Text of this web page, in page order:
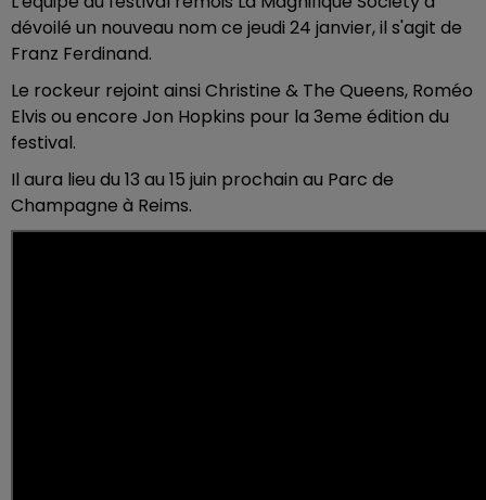
dévoilé un nouveau nom ce jeudi 24 janvier, il s'agit de
Franz Ferdinand.
Le rockeur rejoint ainsi Christine & The Queens, Roméo
Elvis ou encore Jon Hopkins pour la 3eme édition du
festival.
Il aura lieu du 13 au 15 juin prochain au Parc de
Champagne à Reims.